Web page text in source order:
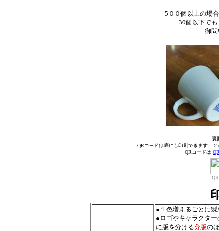
5００個以上の場
30個以下で
御問
裏
QRコードは底にも印刷できます。
QRコードは
●１色増えるごとに
●ロゴやキャラクタ
に版を分ける分版の